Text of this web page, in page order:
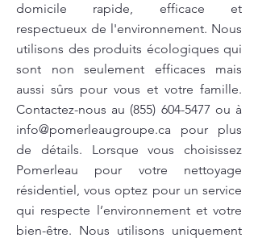
domicile rapide, efficace et
respectueux de l'environnement. Nous
utilisons des produits écologiques qui
sont non seulement efficaces mais
aussi sûrs pour vous et votre famille.
Contactez-nous au (855) 604-5477 ou à
info@pomerleaugroupe.ca pour plus
de détails. Lorsque vous choisissez
Pomerleau pour votre nettoyage
résidentiel, vous optez pour un service
qui respecte l’environnement et votre
bien-être. Nous utilisons uniquement